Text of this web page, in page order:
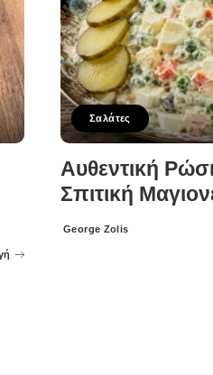
Σαλάτες
Αυθεντική
Σπιτική
Posted
George Zolis